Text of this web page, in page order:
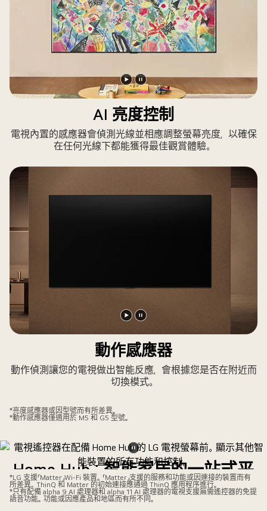
AI 亮度控制
電視內置的感應器會偵測光線並相應調整螢幕亮度，以確保
在任何光線下都能獲得最佳觀賞體驗。
播
放
影
片
暫
停
影
片
動作感應器
動作偵測讓您的電視做出智能反應，會根據您是否在附近而
切換模式。
放
影
片
停
影
片
*亮度感應器或因型號而有所差異。
*動作感應器僅適用於 M5 和 G5 型號。
暫
停
影
片
Home Hub：智能家居的一站式平
台
*LG 支援「Matter」Wi-Fi 裝置。「Matter」支援的服務和功能或因連接的裝置而有
所差異。ThinQ 和 Matter 的初始連接應通過 ThinQ 應用程序進行。
*只有配備 alpha 9 AI 處理器和 alpha 11 AI 處理器的電視支援無需遙控器的免提
語音功能。功能或因應產品和地區而有所不同。